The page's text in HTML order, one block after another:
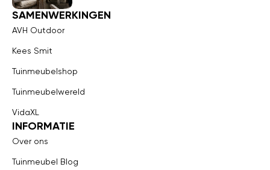
SAMENWERKINGEN
AVH Outdoor
Kees Smit
Tuinmeubelshop
Tuinmeubelwereld
VidaXL
INFORMATIE
Over ons
Tuinmeubel Blog